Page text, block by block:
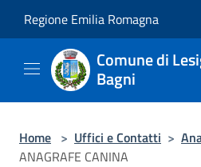
Regione Emilia Romagna
Comune di
Bagni
Home > Uffici e Contatti >
ANAGRAFE CANINA